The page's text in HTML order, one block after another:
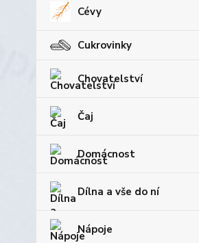
Cévy
Cukrovinky
Chovatelství
Čaj
Domácnost
Dílna a vše do ní
Nápoje